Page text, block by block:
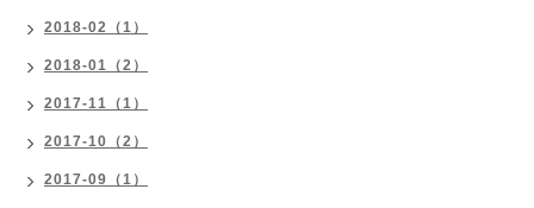
2018-02（1）
2018-01（2）
2017-11（1）
2017-10（2）
2017-09（1）